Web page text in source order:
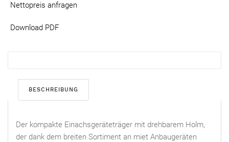
Nettopreis anfragen
Download PDF
BESCHREIBUNG
Der kompakte Einachsgeräteträger mit drehbarem Holm,
der dank dem breiten Sortiment an miet Anbaugeräten